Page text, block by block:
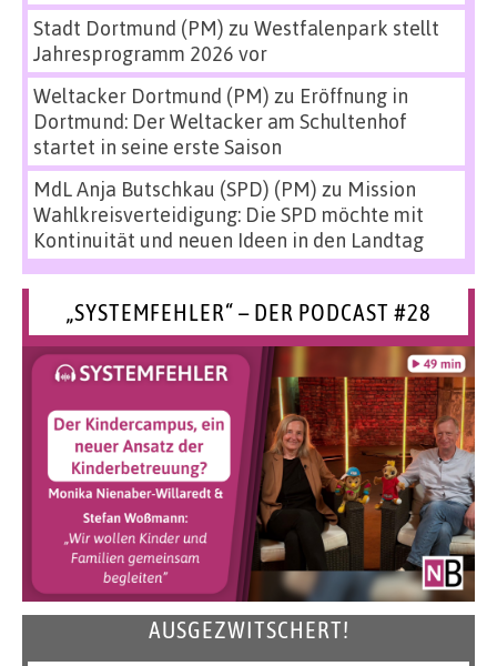
Stadt Dortmund (PM) zu Westfalenpark stellt
Jahresprogramm 2026 vor
Weltacker Dortmund (PM) zu Eröffnung in
Dortmund: Der Weltacker am Schultenhof
startet in seine erste Saison
MdL Anja Butschkau (SPD) (PM) zu Mission
Wahlkreisverteidigung: Die SPD möchte mit
Kontinuität und neuen Ideen in den Landtag
„SYSTEMFEHLER“ – DER PODCAST #28
AUSGEZWITSCHERT!